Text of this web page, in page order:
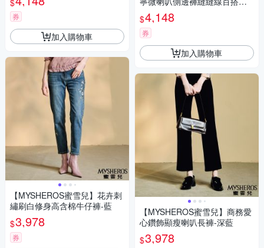
$
券
加入購物車
【MYSHEROS蜜雪兒】花卉刺
繡刷白修身高含棉牛仔褲-藍
$3,978
券
身高含棉牛仔褲-藍
$4,148
券
加入購物車
【MYSHEROS蜜雪兒】商務愛
心鑽飾顯瘦喇叭長褲-深藍
$3,978